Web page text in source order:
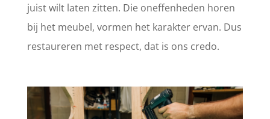
juist wilt laten zitten. Die oneffenheden horen
bij het meubel, vormen het karakter ervan. Dus
restaureren met respect, dat is ons credo.